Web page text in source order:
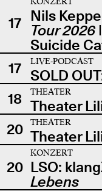
17 Nils
Tour 2026
Suicide
17
LIVE-PODCAST
SOLD
18
THEATER
Theater
20
THEATER
Theater
20
KONZERT
LSO:
Lebens